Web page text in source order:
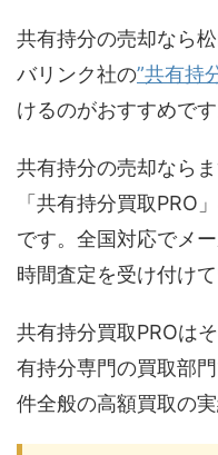
共有持分の売却なら
バリンク社の”共有持
けるのがおすすめです
共有持分の売却なら
「共有持分買取PRO
です。全国対応でメ
時間査定を受け付けて
共有持分買取PROは
有持分専門の買取部
件全般の高額買取の